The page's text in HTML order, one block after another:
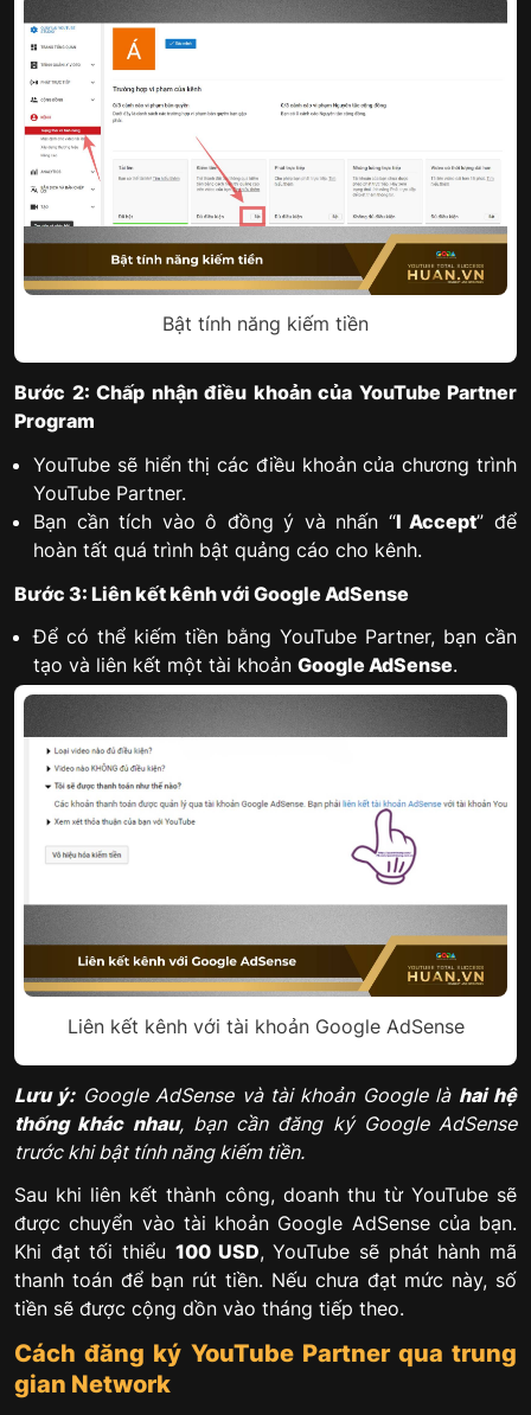
Bật tính năng kiếm tiền
Bước 2: Chấp nhận điều khoản của YouTube Partner
Program
YouTube sẽ hiển thị các điều khoản của chương trình
YouTube Partner.
Bạn cần tích vào ô đồng ý và nhấn “I Accept” để
hoàn tất quá trình bật quảng cáo cho kênh.
Bước 3: Liên kết kênh với Google AdSense
Để có thể kiếm tiền bằng YouTube Partner, bạn cần
tạo và liên kết một tài khoản Google AdSense.
Liên kết kênh với tài khoản Google AdSense
Lưu ý:Google AdSense và tài khoản Google là hai hệ
thống khác nhau, bạn cần đăng ký Google AdSense
trước khi bật tính năng kiếm tiền.
Sau khi liên kết thành công, doanh thu từ YouTube sẽ
được chuyển vào tài khoản Google AdSense của bạn.
Khi đạt tối thiểu 100 USD, YouTube sẽ phát hành mã
thanh toán để bạn rút tiền. Nếu chưa đạt mức này, số
tiền sẽ được cộng dồn vào tháng tiếp theo.
Cách đăng ký YouTube Partner qua trung
gian Network